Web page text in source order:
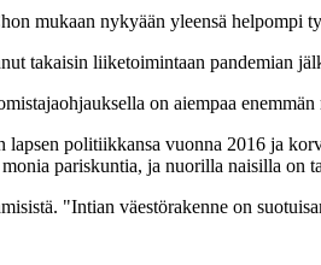
mukaan nykyään yleensä helpompi
takaisin liiketoimintaan pandemian
on aiempaa
politiikkansa vuonna 2016 ja
pariskuntia, ja nuorilla naisilla
"Intian väestörakenne on